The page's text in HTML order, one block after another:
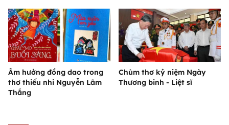
Âm hưởng đồng dao trong
thơ thiếu nhi Nguyễn Lãm
Thắng
Chùm thơ kỷ niệm Ngày
Thương binh - Liệt sĩ